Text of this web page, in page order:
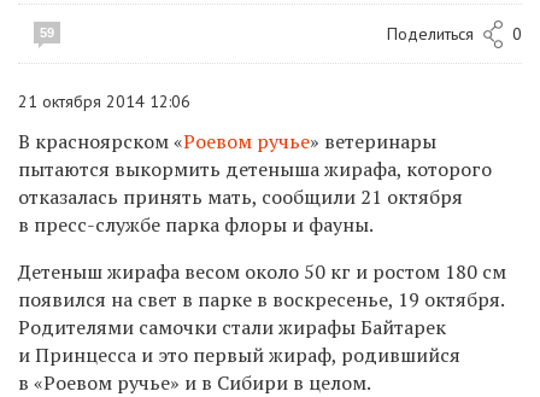
59 Поделиться 0
21 октября 2014 12:06
В красноярском «Роевом ручье» ветеринары
пытаются выкормить детеныша жирафа, которого
отказалась принять мать, сообщили 21 октября
в пресс-службе парка флоры и фауны.
Детеныш жирафа весом около 50 кг и ростом 180 см
появился на свет в парке в воскресенье, 19 октября.
Родителями самочки стали жирафы Байтарек
и Принцесса и это первый жираф, родившийся
в «Роевом ручье» и в Сибири в целом.